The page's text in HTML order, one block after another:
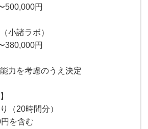
500,000円
小諸ラボ）
380,000円
力を考慮のうえ決定
（20時間分）
を含む